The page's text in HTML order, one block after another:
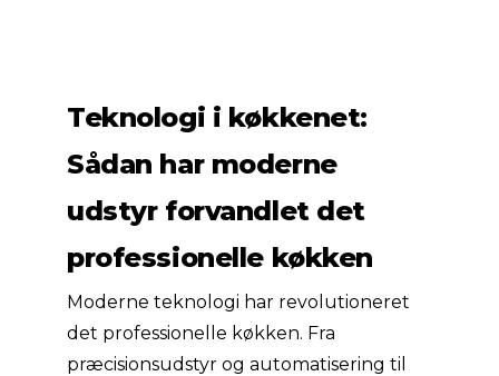
Teknologi i køkkenet:
Sådan har moderne
udstyr forvandlet det
professionelle køkken
Moderne teknologi har revolutioneret
det professionelle køkken. Fra
præcisionsudstyr og automatisering til